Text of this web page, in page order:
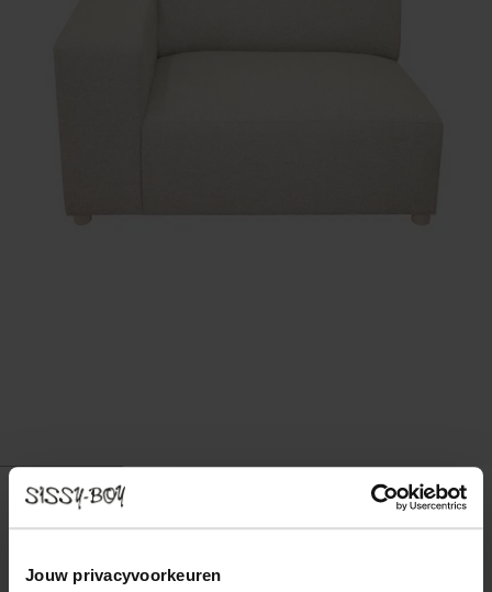
Jouw privacyvoorkeuren
EARL 1.5-ZITS BANK ARM LINKS FORWARD
799.00